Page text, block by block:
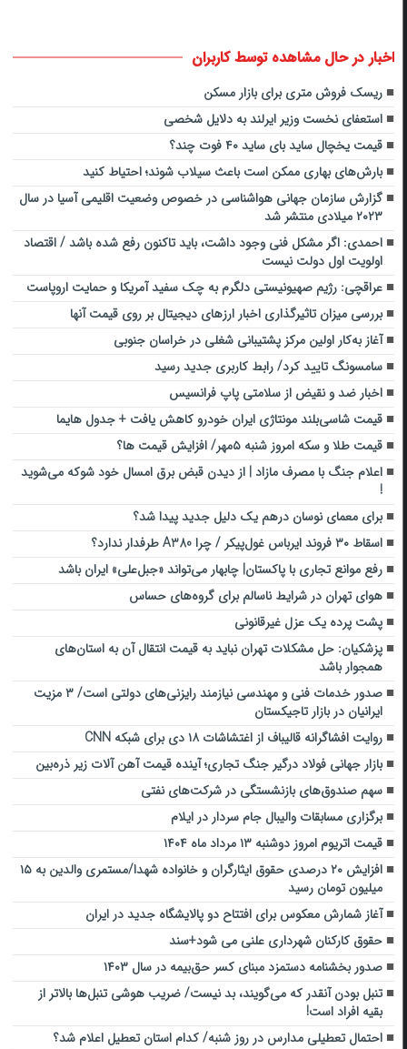
اخبار در حال مشاهده توسط کاربران
ریسک فروش متری برای بازار مسکن
استعفای نخست وزیر ایرلند به دلایل شخصی
قیمت یخچال ساید بای ساید ۴۰ فوت چند؟
بارش‌های بهاری ممکن است باعث سیلاب شوند؛ احتیاط کنید
گزارش سازمان جهانی هواشناسی در خصوص وضعیت اقلیمی آسیا در سال
۲۰۲۳ میلادی منتشر شد
احمدی: اگر مشکل فنی وجود داشت، باید تاکنون رفع شده باشد / اقتصاد
اولویت اول دولت نیست
عراقچی: رژیم صهیونیستی دلگرم به چک سفید آمریکا و حمایت اروپاست
بررسی میزان تاثیرگذاری اخبار ارزهای دیجیتال بر روی قیمت آنها
آغاز به‌کار اولین مرکز پشتیبانی شغلی در خراسان جنوبی
سامسونگ تایید کرد/ رابط کاربری جدید رسید
اخبار ضد و نقیض از سلامتی پاپ فرانسیس
قیمت شاسی‌بلند مونتاژی ایران خودرو کاهش یافت + جدول هایما
قیمت طلا و سکه امروز شنبه ۵مهر/ افزایش قیمت ها؟
اعلام جنگ با مصرف مازاد | از دیدن قبض برق امسال خود شوکه می‌شوید
برای معمای نوسان درهم یک دلیل جدید پیدا شد؟
اسقاط ۳۰ فروند ایرباس غول‌پیکر / چرا A380 طرفدار ندارد؟
رفع موانع تجاری با پاکستان| چابهار می‌تواند «جبل‌علی» ایران باشد
هوای تهران در شرایط ناسالم برای گروه‌های حساس
پشت پرده یک عزل غیرقانونی
پزشکیان: حل مشکلات تهران نباید به قیمت انتقال آن به استان‌های
همجوار باشد
صدور خدمات فنی و مهندسی نیازمند رایزنی‌های دولتی است/ ۳ مزیت
ایرانیان در بازار تاجیکستان
روایت افشاگرانه قالیباف از اغتشاشات ۱۸ دی برای شبکه CNN
بازار جهانی فولاد درگیر جنگ تجاری؛ آینده قیمت آهن ‌آلات زیر ذره‌بین
سهم صندوق‌های بازنشستگی در شرکت‌های نفتی
برگزاری مسابقات والیبال جام سردار در ایلام
قیمت اتریوم امروز دوشنبه ۱۳ مرداد ماه ۱۴۰۴
افزایش ۲۰ درصدی حقوق ایثارگران و خانواده شهدا/مستمری والدین به ۱۵
میلیون تومان رسید
آغاز شمارش معکوس برای افتتاح دو پالایشگاه جدید در ایران
حقوق کارکنان شهرداری علنی می شود+سند
صدور بخشنامه دستمزد مبنای کسر حق‏‌بیمه در سال ۱۴۰۳
تنبل بودن آنقدر که می‌گویند، بد نیست/ ضریب هوشی تنبل‌ها بالاتر از
بقیه افراد است!
احتمال تعطیلی مدارس در روز شنبه/ کدام استان تعطیل اعلام شد؟